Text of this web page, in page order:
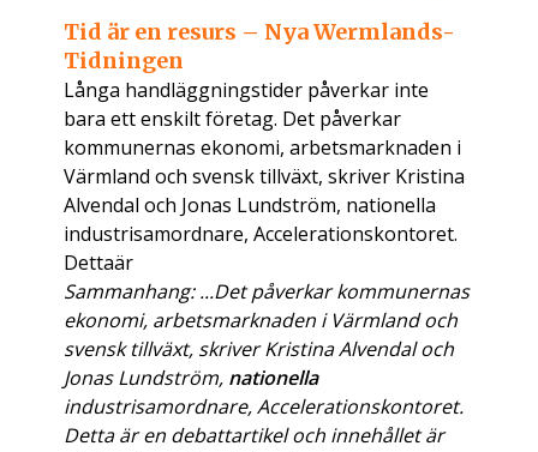
Tid är en resurs – Nya Wermlands-
Tidningen
Långa handläggningstider påverkar inte
bara ett enskilt företag. Det påverkar
kommunernas ekonomi, arbetsmarknaden i
Värmland och svensk tillväxt, skriver Kristina
Alvendal och Jonas Lundström, nationella
industrisamordnare, Accelerationskontoret.
Dettaär
Sammanhang: ...Det påverkar kommunernas
ekonomi, arbetsmarknaden i Värmland och
svensk tillväxt, skriver Kristina Alvendal och
Jonas Lundström, nationella
industrisamordnare, Accelerationskontoret.
Detta är en debattartikel och innehållet är